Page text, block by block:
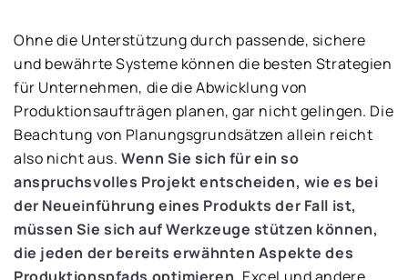
Ohne die Unterstützung durch passende, sichere
und bewährte Systeme können die besten Strategien
für Unternehmen, die die Abwicklung von
Produktionsaufträgen planen, gar nicht gelingen. Die
Beachtung von Planungsgrundsätzen allein reicht
also nicht aus. Wenn Sie sich für ein so
anspruchsvolles Projekt entscheiden, wie es bei
der Neueinführung eines Produkts der Fall ist,
müssen Sie sich auf Werkzeuge stützen können,
die jeden der bereits erwähnten Aspekte des